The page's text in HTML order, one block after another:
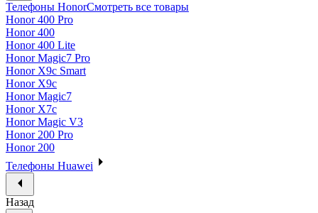
Телефоны HonorСмотреть все товары
Honor 400 Pro
Honor 400
Honor 400 Lite
Honor Magic7 Pro
Honor X9c Smart
Honor X9c
Honor Magic7
Honor X7c
Honor Magic V3
Honor 200 Pro
Honor 200
Телефоны Huawei
Назад